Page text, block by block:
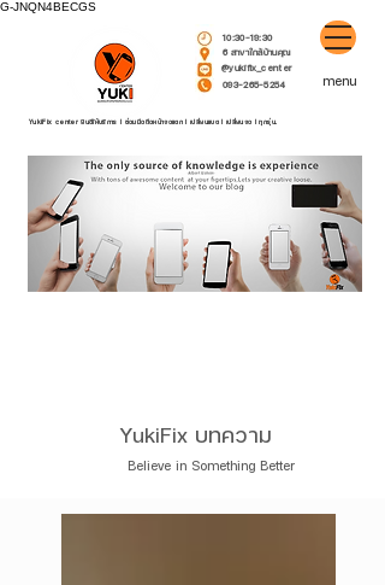
G-JNQN4BECGS
10:30-19:30
6 สาขาใกล้บ้านคุณ
@yukifix_center
093-265-5254
YukiFix center ยินดีให้บริการ l ซ่อมมือถือหน้าจอแตก l เปลี่ยนแบต l เปลี่ยนจอ l ทุกรุ่น.
menu
YukiFix บทความ
Believe in Something Better